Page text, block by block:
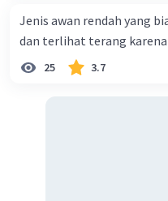
Jenis awan rendah yang
dan terlihat terang karena
25 3.7